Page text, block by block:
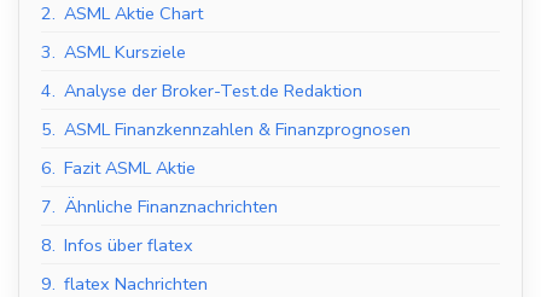
2. ASML Aktie Chart
3. ASML Kursziele
4. Analyse der Broker-Test.de Redaktion
5. ASML Finanzkennzahlen & Finanzprognosen
6. Fazit ASML Aktie
7. Ähnliche Finanznachrichten
8. Infos über flatex
9. flatex Nachrichten